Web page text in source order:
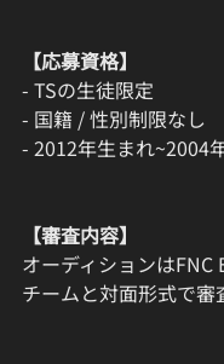
【応募資格】
- TSの生徒限定
- 国籍 / 性別制限なし
- 2012年生まれ~2004
【審査内容】
オーディションは
チームと対面形式で審